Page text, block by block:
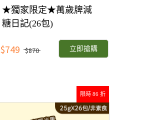
★獨家限定★萬歲牌減
糖日記(26包)
$749 $870 立即搶購
限時 86 折